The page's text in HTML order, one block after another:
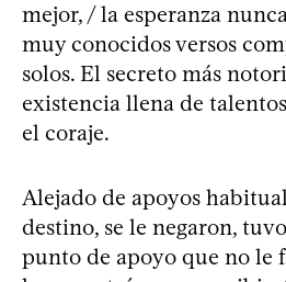
mejor, / la esperanza
muy conocidos versos
solos. El secreto más
existencia llena de
el coraje.
Alejado de apoyos
destino, se le negaron,
punto de apoyo que no le